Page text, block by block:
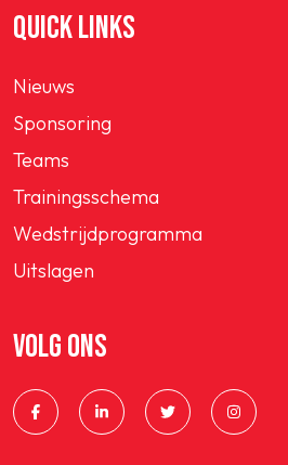
QUICK LINKS
Nieuws
Sponsoring
Teams
Trainingsschema
Wedstrijdprogramma
Uitslagen
VOLG ONS